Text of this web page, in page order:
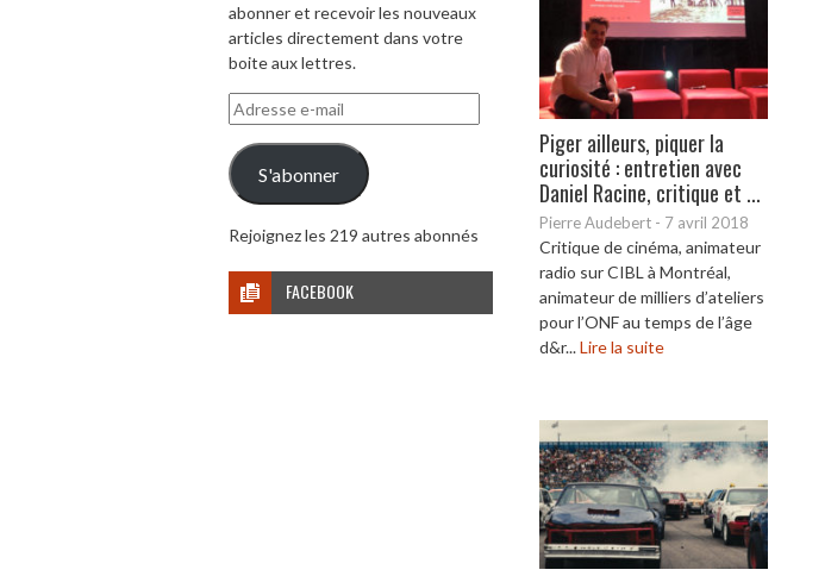
Piger ailleurs, piquer la
curiosité : entretien avec
Daniel Racine, critique et ...
Pierre Audebert - 7 avril 2018
Critique de cinéma, animateur
radio sur CIBL à Montréal,
animateur de milliers d’ateliers
pour l’ONF au temps de l’âge
d&r...Lire la suite
abonner et recevoir les nouveaux
articles directement dans votre
boite aux lettres.
Adresse
e-
mail
S'abonner
Rejoignez les 219 autres abonnés
FACEBOOK